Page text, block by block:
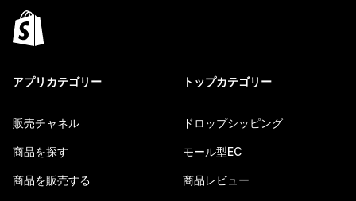
アプリカテゴリー
販売チャネル
商品を探す
商品を販売する
トップカテゴリー
ドロップシッピング
モール型EC
商品レビュー